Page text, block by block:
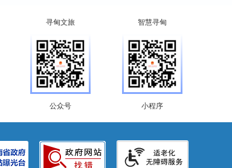
寻甸文旅
公众号
智慧寻甸
小程序